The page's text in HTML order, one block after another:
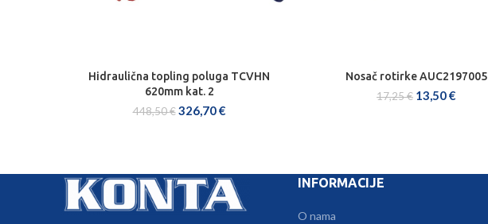
DODAJ U KOŠARICU
Hidraulična topling poluga TCVHN
620mm kat. 2
448,50€ 326,70€
DODAJ U KOŠARICU
Nosač rotirke AUC2197005
17,25€ 13,50€
INFORMACIJE
O nama